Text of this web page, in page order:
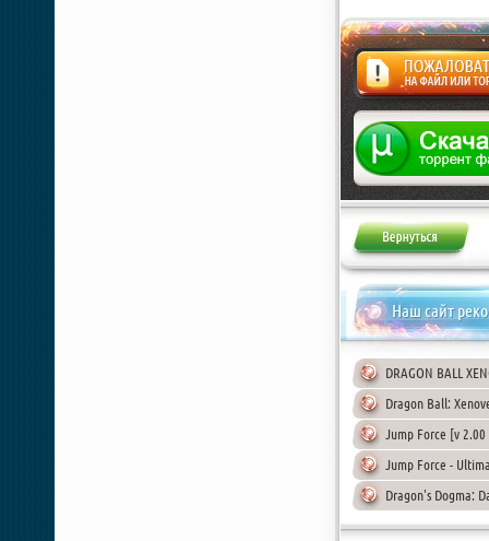
Жалоба
Наш сайт
DRAGON BALL
Dragon Ball:
Jump Force [v 2.00
Jump Force -
Dragon's Dogma: